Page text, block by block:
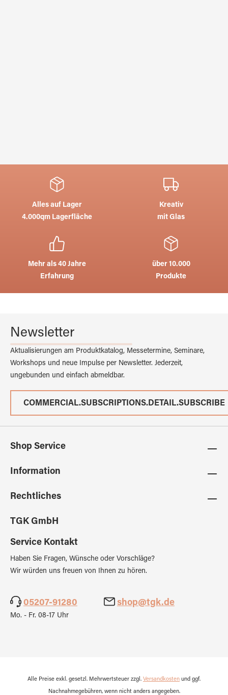
Alles auf Lager
4.000qm Lagerfläche
Kreativ
mit Glas
Mehr als 40 Jahre
Erfahrung
über 10.000
Produkte
Newsletter
Aktualisierungen am Produktkatalog, Messetermine, Seminare,
Workshops und neue Impulse per Newsletter. Jederzeit,
ungebunden und einfach abmeldbar.
COMMERCIAL.SUBSCRIPTIONS.DETAIL.SUBSCRIBE
Shop Service
Information
Rechtliches
TGK GmbH
Service Kontakt
Haben Sie Fragen, Wünsche oder Vorschläge?
Wir würden uns freuen von Ihnen zu hören.
05207-91280 shop@tgk.de
Mo. - Fr. 08-17 Uhr
Alle Preise exkl. gesetzl. Mehrwertsteuer zzgl. Versandkosten und ggf.
Nachnahmegebühren, wenn nicht anders angegeben.